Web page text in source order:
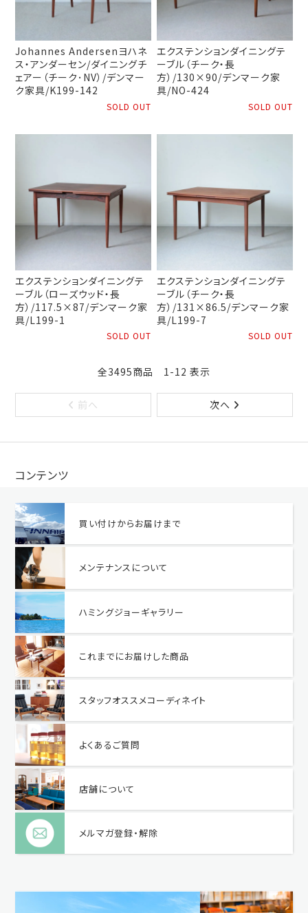
Johannes Andersenヨハネ
ス・アンダーセン/ダイニングチ
ェアー（チーク･NV）/デンマー
ク家具/K199-142
SOLD OUT
エクステンションダイニングテ
ーブル（チーク・長
方）/130×90/デンマーク家
具/NO-424
SOLD OUT
エクステンションダイニングテ
ーブル（ローズウッド・長
方）/117.5×87/デンマーク家
具/L199-1
SOLD OUT
エクステンションダイニングテ
ーブル（チーク・長
方）/131×86.5/デンマーク家
具/L199-7
SOLD OUT
全3495商品 1-12 表示
前へ 次へ
コンテンツ
買い付けからお届けまで
メンテナンスについて
ハミングジョーギャラリー
これまでにお届けした商品
スタッフオススメコーディネイト
よくあるご質問
店舗について
メルマガ登録・解除